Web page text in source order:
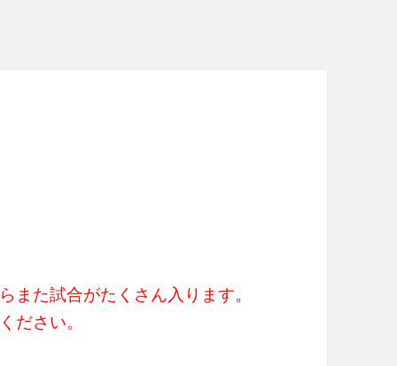
また試合がたくさん入ります。
ださい。